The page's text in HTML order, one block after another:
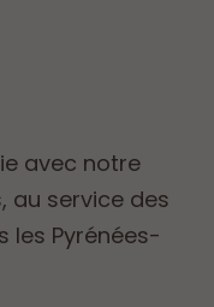
avec notre
au service des
les Pyrénées-